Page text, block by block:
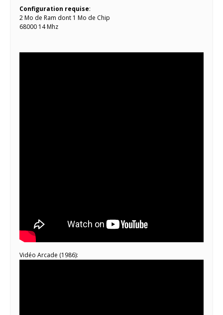
Configuration requise:
2 Mo de Ram dont 1 Mo de Chip
68000 14 Mhz
Vidéo Arcade (1986):